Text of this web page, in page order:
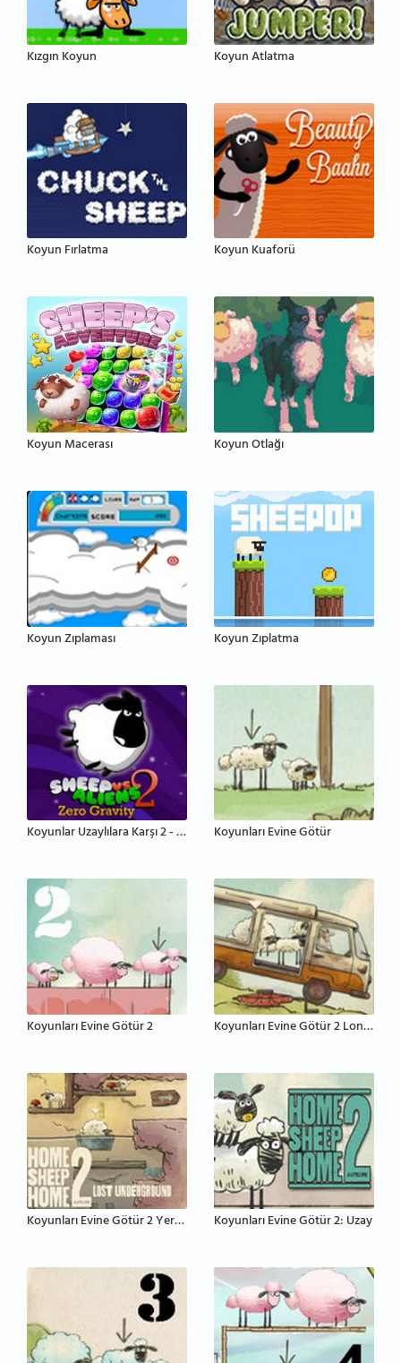
Kızgın Koyun Koyun Atlatma
Koyun Fırlatma Koyun Kuaforü
Koyun Macerası Koyun Otlağı
Koyun Zıplaması Koyun Zıplatma
Koyunlar Uzaylılara Karşı 2 - Sıfır Yerçekimi Koyunları Evine Götür
Koyunları Evine Götür 2 Koyunları Evine Götür 2 Londra
Koyunları Evine Götür 2 Yeraltı Koyunları Evine Götür 2: Uzay